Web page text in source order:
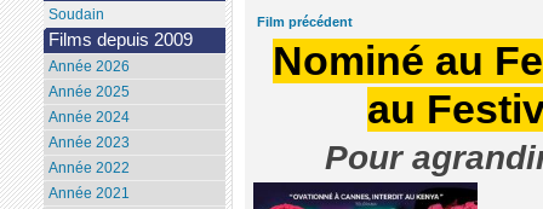
Film précédent
Nominé au
au
Pour
Soudain
Films depuis 2009
Année 2026
Année 2025
Année 2024
Année 2023
Année 2022
Année 2021